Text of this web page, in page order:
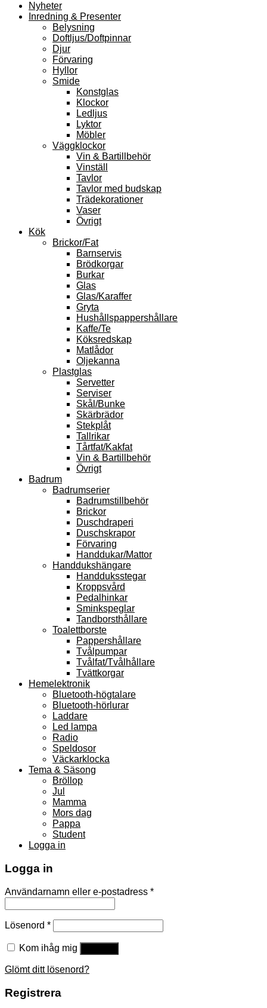
Nyheter
Inredning & Presenter
Belysning
Doftljus/Doftpinnar
Djur
Förvaring
Hyllor
Smide
Konstglas
Klockor
Ledljus
Lyktor
Möbler
Väggklockor
Vin & Bartillbehör
Vinställ
Tavlor
Tavlor med budskap
Trädekorationer
Vaser
Övrigt
Kök
Brickor/Fat
Barnservis
Brödkorgar
Burkar
Glas
Glas/Karaffer
Gryta
Hushållspappershållare
Kaffe/Te
Köksredskap
Matlådor
Oljekanna
Plastglas
Servetter
Serviser
Skål/Bunke
Skärbrädor
Stekplåt
Tallrikar
Tårtfat/Kakfat
Vin & Bartillbehör
Övrigt
Badrum
Badrumserier
Badrumstillbehör
Brickor
Duschdraperi
Duschskrapor
Förvaring
Handdukar/Mattor
Handdukshängare
Handduksstegar
Kroppsvård
Pedalhinkar
Sminkspeglar
Tandborsthållare
Toalettborste
Pappershållare
Tvålpumpar
Tvålfat/Tvålhållare
Tvättkorgar
Hemelektronik
Bluetooth-högtalare
Bluetooth-hörlurar
Laddare
Led lampa
Radio
Speldosor
Väckarklocka
Tema & Säsong
Bröllop
Jul
Mamma
Mors dag
Pappa
Student
Logga in
Logga in
Användarnamn eller e-postadress *
Lösenord *
Kom ihåg mig
Glömt ditt lösenord?
Registrera